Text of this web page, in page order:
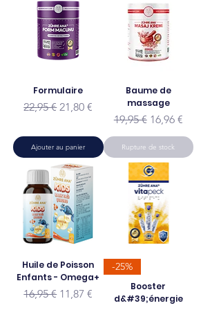
Formulaire
Prix original
22,95 € Prix promotionnel
21,80 €
Ajouter au panier
Baume de
massage
Prix original
19,95 € Prix
16,96 €
Rupture de stock
Huile de Poisson
Enfants - Omega+
Prix original
16,95 € Prix promotionnel
11,87 €
-25%
Booster
d&#39;énergie